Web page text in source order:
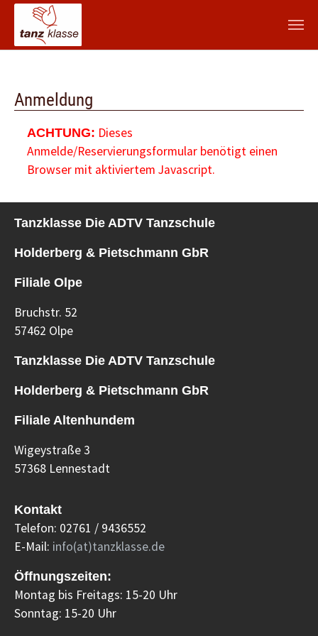
Anmeldung
ACHTUNG: Dieses
Anmelde/Reservierungsformular benötigt einen
Browser mit aktiviertem Javascript.
Tanzklasse Die ADTV Tanzschule
Holderberg & Pietschmann GbR
Filiale Olpe
Bruchstr. 52
57462 Olpe
Tanzklasse Die ADTV Tanzschule
Holderberg & Pietschmann GbR
Filiale Altenhundem
Wigeystraße 3
57368 Lennestadt
Kontakt
Telefon: 02761 / 9436552
E-Mail: info(at)tanzklasse.de
Öffnungszeiten:
Montag bis Freitags: 15-20 Uhr
Sonntag: 15-20 Uhr